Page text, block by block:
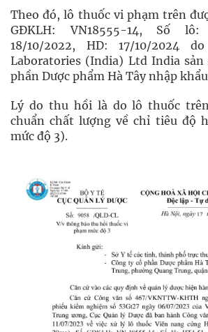
Theo đó, lô thuốc vi phạm trên
GĐKLH: VN18555-14, Số lô:
18/10/2022, HD: 17/10/2024
Laboratories (India) Ltd India sản
phần Dược phẩm Hà Tây nhập
Lý do thu hồi là do lô thuốc
chuẩn chất lượng về chỉ tiêu độ
mức độ 3).